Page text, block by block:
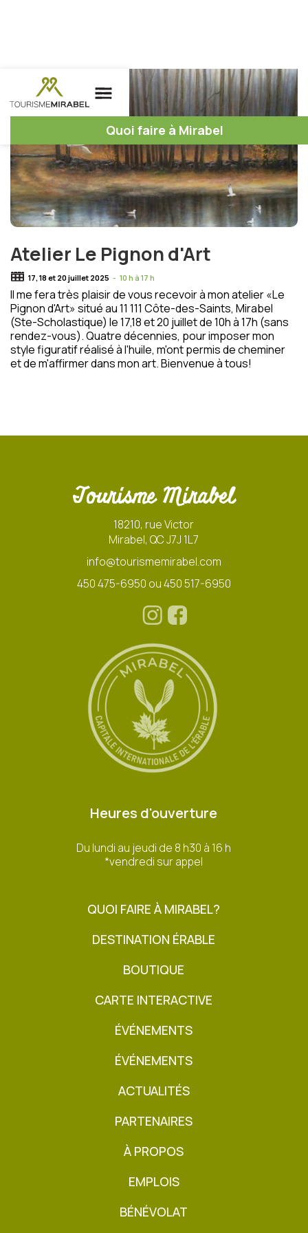
Quoi faire à Mirabel
Atelier Le Pignon d'Art
17, 18 et 20 juillet 2025 - 10 h à 17 h
Il me fera très plaisir de vous recevoir à mon atelier «Le
Pignon d'Art» situé au 11 111 Côte-des-Saints, Mirabel
(Ste-Scholastique) le 17,18 et 20 juillet de 10h à 17h (sans
rendez-vous). Quatre décennies, pour imposer mon
style figuratif réalisé à l'huile, m'ont permis de cheminer
et de m'affirmer dans mon art. Bienvenue à tous!
Tourisme Mirabel
18210, rue Victor
Mirabel, QC J7J 1L7
info@tourismemirabel.com
450 475-6950 ou 450 517-6950
Heures d'ouverture
Du lundi au jeudi de 8 h30 à 16 h
*vendredi sur appel
QUOI FAIRE À MIRABEL?
DESTINATION ÉRABLE
BOUTIQUE
CARTE INTERACTIVE
ÉVÉNEMENTS
ÉVÉNEMENTS
ACTUALITÉS
PARTENAIRES
À PROPOS
EMPLOIS
BÉNÉVOLAT